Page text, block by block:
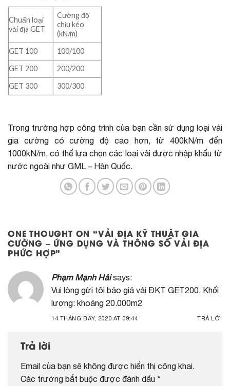
Chuẩn loại
vải địa GET
Cường độ
chịu kéo
(kN/m)
GET 100
100/100
GET 200
200/200
GET 300
300/300
Trong trường hợp công trình của bạn cần sử dụng loại vải
gia cường có cường độ cao hơn, từ 400kN/m đến
1000kN/m, có thể lựa chọn các loại vải được nhập khẩu từ
nước ngoài như GML – Hàn Quốc.
ONE THOUGHT ON “VẢI ĐỊA KỸ THUẬT GIA
CƯỜNG – ỨNG DỤNG VÀ THÔNG SỐ VẢI ĐỊA
PHỨC HỢP”
Phạm Mạnh Hải says:
Vui lòng gửi tôi báo giá vải ĐKT GET200. Khối
lượng: khoảng 20.000m2
14 THÁNG BẢY, 2020 AT 09:44 TRẢ LỜI
Trả lời
Email của bạn sẽ không được hiển thị công khai.
Các trường bắt buộc được đánh dấu *